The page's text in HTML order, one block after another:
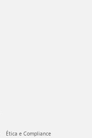
Ética e Compliance